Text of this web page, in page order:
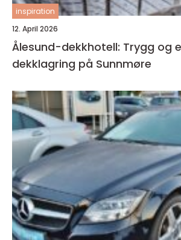
inspiration
12. April 2026
Ålesund-dekkhotell: Trygg og
dekklagring på Sunnmøre